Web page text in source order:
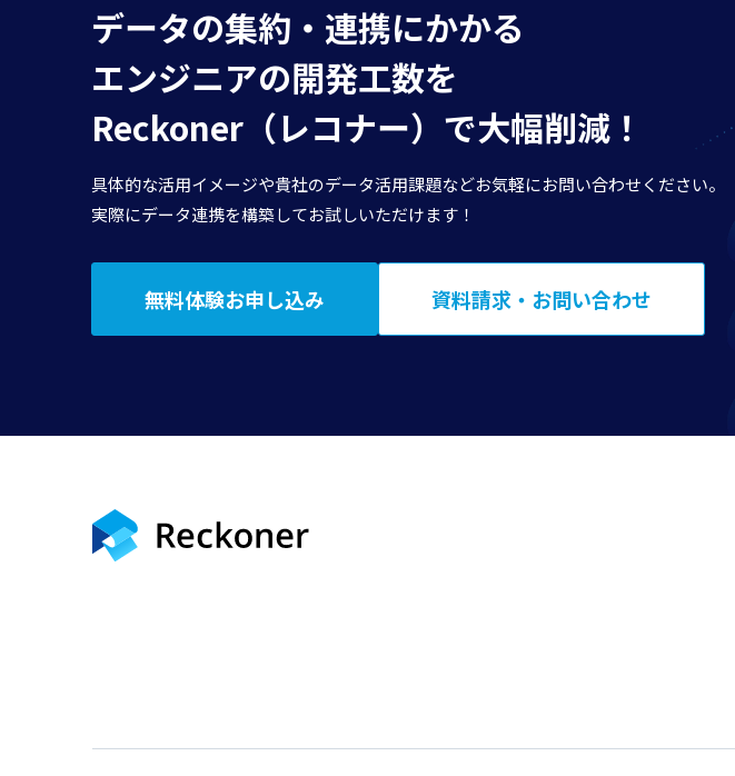
データの集約・連携にかかる
エンジニアの開発工数を
Reckoner（レコナー）で大幅削減！
具体的な活用イメージや貴社のデータ活用課題などお気軽にお問い合わせください。
実際にデータ連携を構築してお試しいただけます！
無料体験お申し込み 資料請求・お問い合わせ